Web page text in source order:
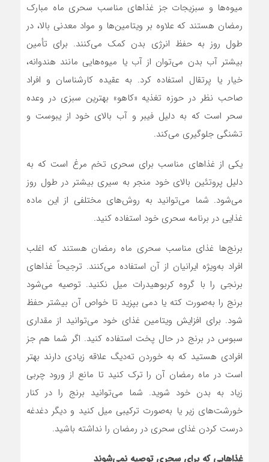
میوه‌ها و سبزیجات جز غذاهای مناسب سحری ماه مبارک
رمضان هستند که علاوه بر ویتامین‌ها و مواد معدنی بالا، در
طول روز به حفظ انرژی بدن کمک می‌کنند. برای تأمین
بیشتر آب بدن می‌توان از آب یا میوه‌هایی مانند هندوانه،
خیار یا پرتقال استفاده کرد. به عقیده کارشناسان و افراد
صاحب نظر در حوزه تغذیه «کاهو» بهترین سبزی در وعده
سحر است که به دلیل فیبر و آب بالای خود از یبوست و
تشنگی جلوگیری می‌کند.
یکی از غذاهای مناسب برای سحری تخم مرغ است که به
دلیل پروتئین بالای خود منجر به سیری بیشتر در طول روز
می‌شود. شما می‌توانید به روش‌های مختلفی از این ماده
غذایی در برنامه سحری خود استفاده کنید.
برنج‌ها غذای مناسب سحری ماه رمضان هستند که اغلب
افراد به‌ویژه ایرانیان از آن استفاده می‌کنند. ترجیحاً غذاهای
برنجی را با گروه کربوهیدرات میل نکنید. توصیه می‌شود
برنج را به‌صورت کته یا دمی بپزید تا خواص آن بیشتر حفظ
شود. برای افزایش ویتامین غذای خود می‌توانید از مقداری
سبوس در برنج در حال پخت استفاده کنید. اگر شما هم جز
افرادی هستید که به خوردن ته‌دیگ علاقه زیادی دارند بهتر
است در ماه رمضان آن را ترک کنید تا مانع از ورود چربی
زیاد به بدن خود شوید. شما می‌توانید برنج را در کنار
خورشت‌های زیر یا به‌صورت ترکیبی میل کنید و دیگر دغدغه
درست کردن غذای سحری در رمضان را نداشته باشید.
غذاهایی که برای سحری توصیه نمی‌شوند